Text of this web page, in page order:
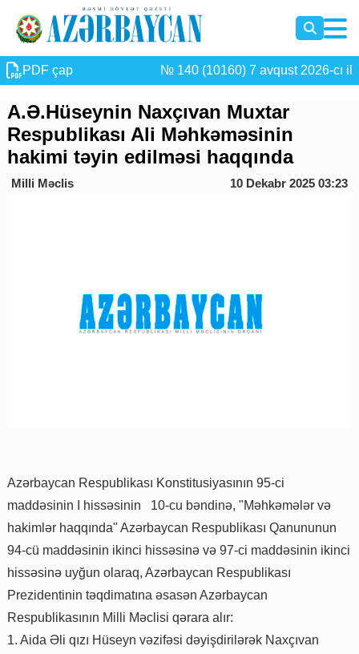
PDF çap № 140 (10160) 7 avqust 2026-cı il
A.Ə.Hüseynin Naxçıvan Muxtar
Respublikası Ali Məhkəməsinin
hakimi təyin edilməsi haqqında
Milli Məclis 10 Dekabr 2025 03:23
Azərbaycan Respublikası Konstitusiyasının 95-ci
maddəsinin I hissəsinin 10-cu bəndinə, "Məhkəmələr və
hakimlər haqqında" Azərbaycan Respublikası Qanununun
94-cü maddəsinin ikinci hissəsinə və 97-ci maddəsinin ikinci
hissəsinə uyğun olaraq, Azərbaycan Respublikası
Prezidentinin təqdimatına əsasən Azərbaycan
Respublikasının Milli Məclisi qərara alır:
1. Aida Əli qızı Hüseyn vəzifəsi dəyişdirilərək Naxçıvan